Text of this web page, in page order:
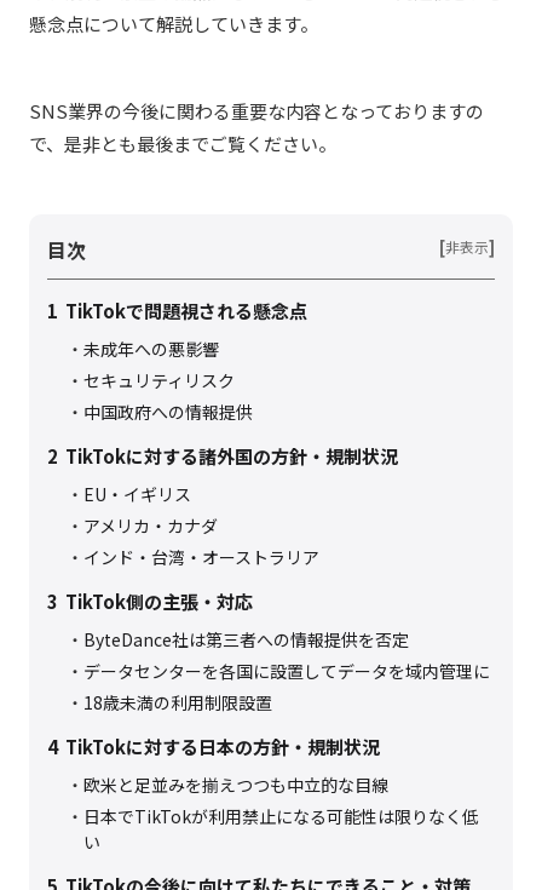
懸念点について解説していきます。
SNS業界の今後に関わる重要な内容となっておりますの
で、是非とも最後までご覧ください。
目次 [非表示]
1 TikTokで問題視される懸念点
未成年への悪影響
セキュリティリスク
中国政府への情報提供
2 TikTokに対する諸外国の方針・規制状況
EU・イギリス
アメリカ・カナダ
インド・台湾・オーストラリア
3 TikTok側の主張・対応
ByteDance社は第三者への情報提供を否定
データセンターを各国に設置してデータを域内管理に
18歳未満の利用制限設置
4 TikTokに対する日本の方針・規制状況
欧米と足並みを揃えつつも中立的な目線
日本でTikTokが利用禁止になる可能性は限りなく低
い